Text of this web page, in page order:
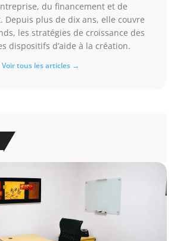
du financement et de
Depuis plus de dix ans, elle couvre
les stratégies de croissance des
dispositifs d’aide à la création.
Voir tous les articles →